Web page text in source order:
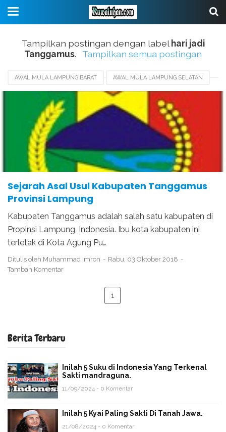
Tampilkan postingan dengan label hari jadi
Tanggamus. Tampilkan semua postingan
AWAL MULA LAMPUNG BARAT AWAL MULA LAMPUNG SELATAN
AWAL MULA LAMPUNG TIMUR AWAL MULA MESUJI
AWAL MULA PESAWARAN AWAL MULA TANGGAMUS
BERDIRINYA TANGGAMUS HARI JADI TANGGAMUS
SEJARAH TANGGAMUS
Sejarah Asal Usul Kabupaten Tanggamus
Provinsi Lampung
Kabupaten Tanggamus adalah salah satu kabupaten di
Propinsi Lampung, Indonesia. Ibu kota kabupaten ini
terletak di Kota Agung Pu…
Ditulis oleh Muhammad Imron
Rabu, 03 Oktober 2018
Tambah Komentar
1
Berita Terbaru
Inilah 5 Suku di Indonesia Yang Terkenal
Sakti mandraguna.
11/09/2024 - 0 Komentar
Inilah 5 Kyai Paling Sakti Di Tanah Jawa.
21/08/2024 - 0 Komentar